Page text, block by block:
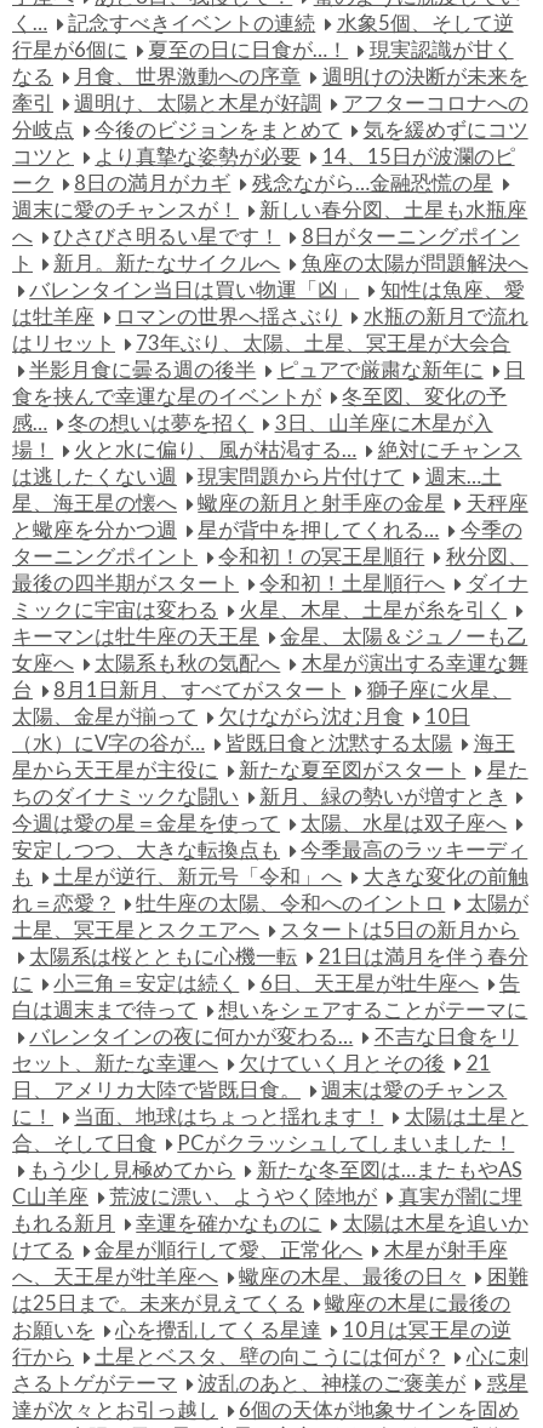
く…
記念すべきイベントの連続
水象5個、そして逆
行星が6個に
夏至の日に日食が…！
現実認識が甘く
なる
月食、世界激動への序章
週明けの決断が未来を
牽引
週明け、太陽と木星が好調
アフターコロナへの
分岐点
今後のビジョンをまとめて
気を緩めずにコツ
コツと
より真摯な姿勢が必要
14、15日が波瀾のピ
ーク
8日の満月がカギ
残念ながら…金融恐慌の星
週末に愛のチャンスが！
新しい春分図、土星も水瓶座
へ
ひさびさ明るい星です！
8日がターニングポイン
ト
新月。新たなサイクルへ
魚座の太陽が問題解決へ
バレンタイン当日は買い物運「凶」
知性は魚座、愛
は牡羊座
ロマンの世界へ揺さぶり
水瓶の新月で流れ
はリセット
73年ぶり、太陽、土星、冥王星が大会合
半影月食に曇る週の後半
ピュアで厳粛な新年に
日
食を挟んで幸運な星のイベントが
冬至図、変化の予
感…
冬の想いは夢を招く
3日、山羊座に木星が入
場！
火と水に偏り、風が枯渇する…
絶対にチャンス
は逃したくない週
現実問題から片付けて
週末…土
星、海王星の懐へ
蠍座の新月と射手座の金星
天秤座
と蠍座を分かつ週
星が背中を押してくれる…
今季の
ターニングポイント
令和初！の冥王星順行
秋分図、
最後の四半期がスタート
令和初！土星順行へ
ダイナ
ミックに宇宙は変わる
火星、木星、土星が糸を引く
キーマンは牡牛座の天王星
金星、太陽＆ジュノーも乙
女座へ
太陽系も秋の気配へ
木星が演出する幸運な舞
台
8月1日新月、すべてがスタート
獅子座に火星、
太陽、金星が揃って
欠けながら沈む月食
10日
（水）にV字の谷が…
皆既日食と沈黙する太陽
海王
星から天王星が主役に
新たな夏至図がスタート
星た
ちのダイナミックな闘い
新月、緑の勢いが増すとき
今週は愛の星＝金星を使って
太陽、水星は双子座へ
安定しつつ、大きな転換点も
今季最高のラッキーディ
も
土星が逆行、新元号「令和」へ
大きな変化の前触
れ＝恋愛？
牡牛座の太陽、令和へのイントロ
太陽が
土星、冥王星とスクエアへ
スタートは5日の新月から
太陽系は桜とともに心機一転
21日は満月を伴う春分
に
小三角＝安定は続く 6日、天王星が牡牛座へ
告
白は週末まで待って
想いをシェアすることがテーマに
バレンタインの夜に何かが変わる…
不吉な日食をリ
セット、新たな幸運へ
欠けていく月とその後
21
日、アメリカ大陸で皆既日食。
週末は愛のチャンス
に！
当面、地球はちょっと揺れます！
太陽は土星と
合、そして日食
PCがクラッシュしてしまいました！
もう少し見極めてから
新たな冬至図は…またもやAS
C山羊座
荒波に漂い、ようやく陸地が
真実が闇に埋
もれる新月
幸運を確かなものに
太陽は木星を追いか
けてる
金星が順行して愛、正常化へ
木星が射手座
へ、天王星が牡羊座へ
蠍座の木星、最後の日々
困難
は25日まで。未来が見えてくる
蠍座の木星に最後の
お願いを
心を攪乱してくる星達
10月は冥王星の逆
行から
土星とベスタ、壁の向こうには何が？
心に刺
さるトゲがテーマ
波乱のあと、神様のご褒美が
惑星
達が次々とお引っ越し
6個の天体が地象サインを固め